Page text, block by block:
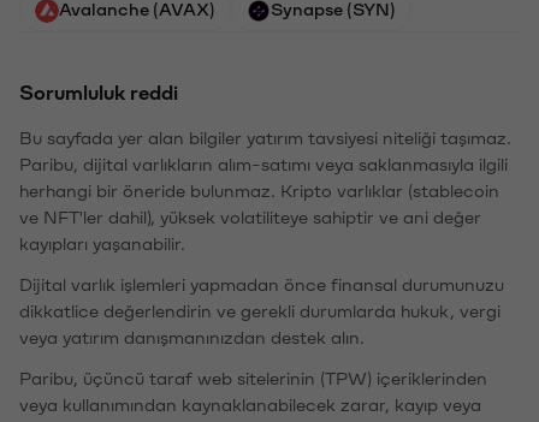
Avalanche (AVAX) Synapse (SYN)
Sorumluluk reddi
Bu sayfada yer alan bilgiler yatırım tavsiyesi niteliği taşımaz.
Paribu, dijital varlıkların alım-satımı veya saklanmasıyla ilgili
herhangi bir öneride bulunmaz. Kripto varlıklar (stablecoin
ve NFT'ler dahil), yüksek volatiliteye sahiptir ve ani değer
kayıpları yaşanabilir.
Dijital varlık işlemleri yapmadan önce finansal durumunuzu
dikkatlice değerlendirin ve gerekli durumlarda hukuk, vergi
veya yatırım danışmanınızdan destek alın.
Paribu, üçüncü taraf web sitelerinin (TPW) içeriklerinden
veya kullanımından kaynaklanabilecek zarar, kayıp veya